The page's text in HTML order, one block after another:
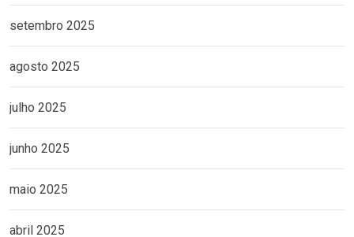
setembro 2025
agosto 2025
julho 2025
junho 2025
maio 2025
abril 2025